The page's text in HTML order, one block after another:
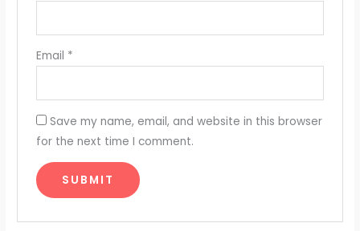
Email *
Save my name, email, and website in this browser
for the next time I comment.